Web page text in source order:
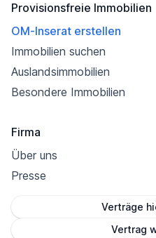
Provisionsfreie Immobilien
OM-Inserat erstellen
Immobilien suchen
Auslandsimmobilien
Besondere Immobilien
Firma
Über uns
Presse
Verträge
Vertrag